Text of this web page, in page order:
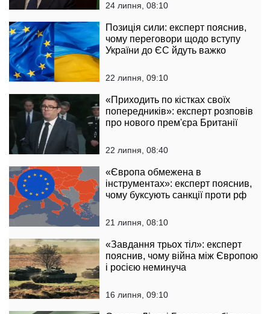
24 липня, 08:10
Позиція сили: експерт пояснив,
чому переговори щодо вступу
України до ЄС йдуть важко
22 липня, 09:10
«Приходить по кістках своїх
попередників»: експерт розповів
про нового прем'єра Британії
22 липня, 08:40
«Європа обмежена в
інструментах»: експерт пояснив,
чому буксують санкції проти рф
21 липня, 08:10
«Завдання трьох тіл»: експерт
пояснив, чому війна між Європою
і росією неминуча
16 липня, 09:10